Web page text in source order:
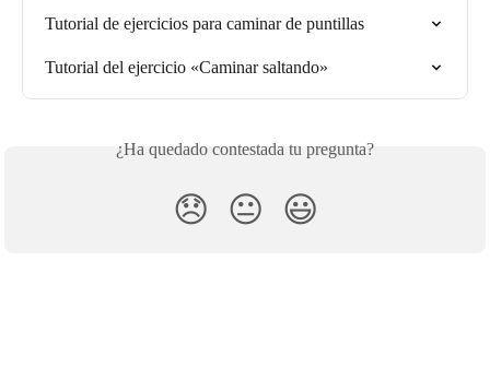
Tutorial de ejercicios para caminar de puntillas
Tutorial del ejercicio «Caminar saltando»
¿Ha quedado contestada tu pregunta?
😞 😐 😃